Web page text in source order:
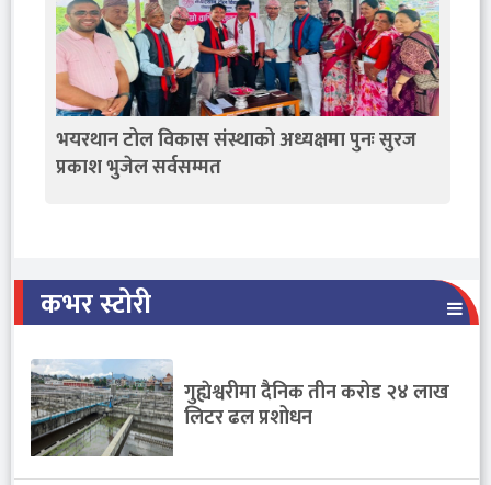
भयरथान टोल विकास संस्थाको अध्यक्षमा पुनः सुरज
प्रकाश भुजेल सर्वसम्मत
कभर स्टोरी
गुह्येश्वरीमा दैनिक तीन करोड २४ लाख
लिटर ढल प्रशोधन